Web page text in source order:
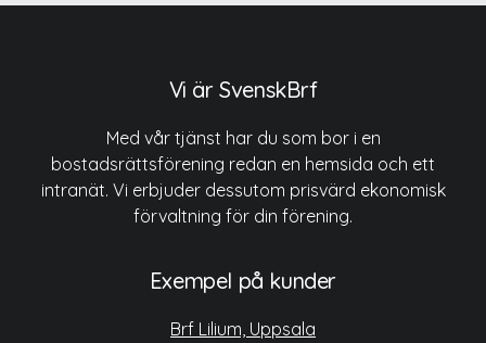
Vi är SvenskBrf
Med vår tjänst har du som bor i en
bostadsrättsförening redan en hemsida och ett
intranät. Vi erbjuder dessutom prisvärd ekonomisk
förvaltning för din förening.
Exempel på kunder
Brf Lilium, Uppsala